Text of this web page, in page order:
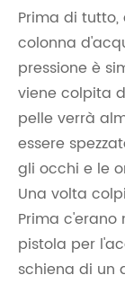
Prima di
colonna
pressione è
viene colpita
pelle verrà
essere
gli occhi e le
Una volta
Prima c'erano
pistola per
schiena di un